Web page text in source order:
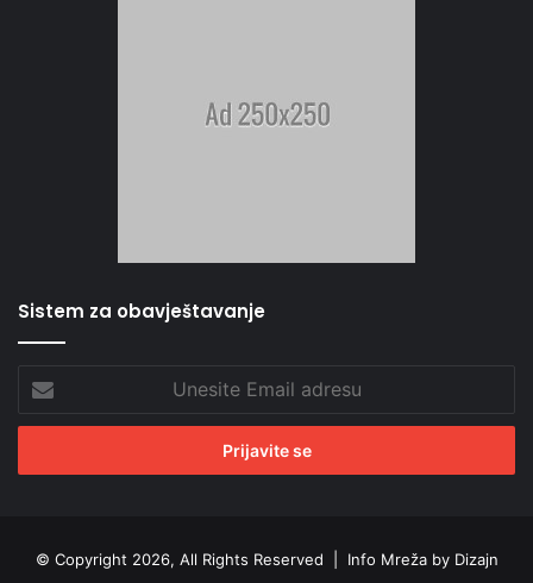
Sistem za obavještavanje
Email
adresu
© Copyright 2026, All Rights Reserved | Info Mreža by Dizajn